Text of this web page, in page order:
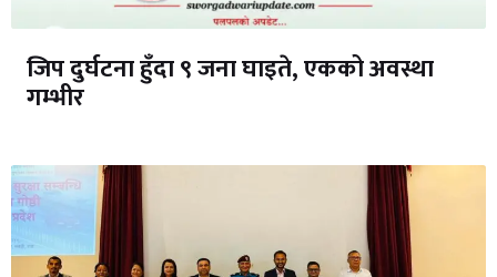
जिप दुर्घटना हुँदा ९ जना घाइते, एकको अवस्था
गम्भीर